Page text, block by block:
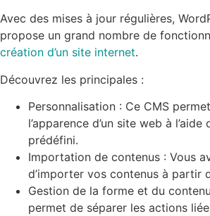
Avec des mises à jour régulières,
propose un grand nombre de
création d’un site internet.
Découvrez les principales :
Personnalisation : Ce CMS
l’apparence d’un site web à l’aide
prédéfini.
Importation de contenus : Vous
d’importer vos contenus à partir
Gestion de la forme et du
permet de séparer les actions